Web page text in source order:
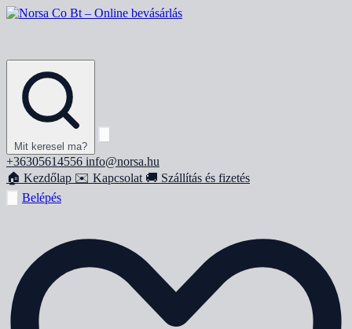
Mit keresel ma?
+36305614556 info@norsa.hu
🏠 Kezdőlap ✉️ Kapcsolat 🚚 Szállítás és fizetés
Belépés